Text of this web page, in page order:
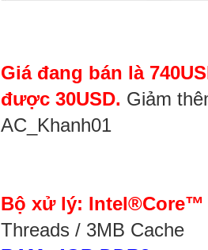
Giá đang bán là
được 30USD. Giảm
AC_Khanh01
Bộ xử lý: Intel®Core™
Threads / 3MB Cache